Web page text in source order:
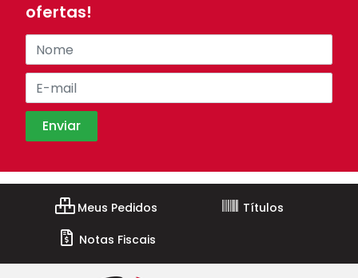
ofertas!
Meus Pedidos
Títulos
Notas Fiscais